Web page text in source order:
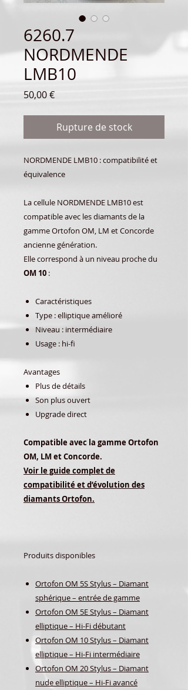
6260.7
NORDMENDE
LMB10
50,00 €Prix
Rupture de stock
NORDMENDE LMB10 : compatibilité et
équivalence
La cellule NORDMENDE LMB10 est
compatible avec les diamants de la
gammeOrtofon OM, LM et Concorde
ancienne génération.
Elle correspond à un niveau proche du
OM 10 :
Caractéristiques
Type : elliptique amélioré
Niveau : intermédiaire
Usage : hi-fi
Avantages
Plus de détails
Son plus ouvert
Upgrade direct
Compatible avec la gamme Ortofon
OM, LM et Concorde.
Voir le guide complet de
compatibilité et d’évolution des
diamants Ortofon.
Produits disponibles
Ortofon OM 5S Stylus – Diamant
sphérique – entrée de gamme
Ortofon OM 5E Stylus – Diamant
elliptique – Hi-Fi débutant
Ortofon OM 10 Stylus – Diamant
elliptique – Hi-Fi intermédiaire
Ortofon OM 20 Stylus – Diamant
nude elliptique – Hi-Fi avancé